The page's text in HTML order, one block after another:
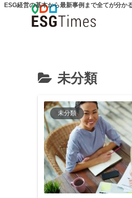
ESG経営の基本から最新事例まで全てが分か
未分類
未分類